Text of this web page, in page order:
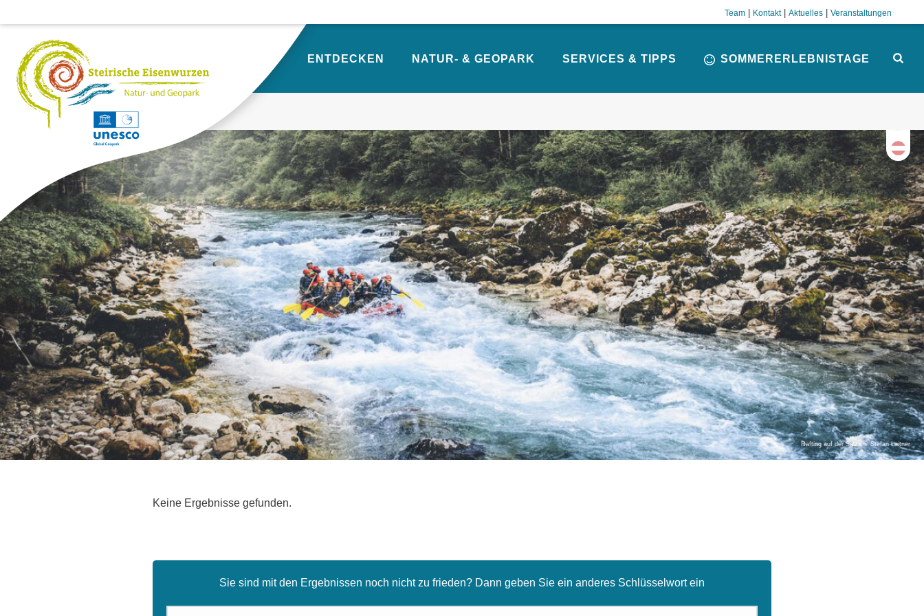
Team Kontakt| Aktuelles Veranstaltungen
HOME ENTDECKEN NATUR- & GEOPARK SERVICES & TIPPS SOMMERERLEBNISTAGE
SUCHE
Suchergebnisse für: "charging biodiversity"
Rafting auf der Salza © Stefan Leitner
Keine Ergebnisse gefunden.
Sie sind mit den Ergebnissen noch nicht zu frieden? Dann geben Sie ein anderes Schlüsselwort ein